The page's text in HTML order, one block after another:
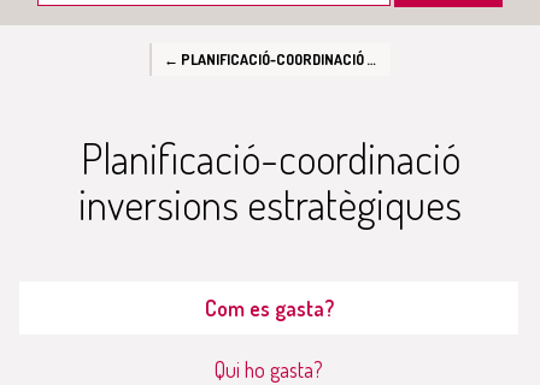
← PLANIFICACIÓ-COORDINACIÓ INVERSIONS ESTRATÈGIQUES
Planificació-coordinació
inversions estratègiques
Com es gasta?
Qui ho gasta?